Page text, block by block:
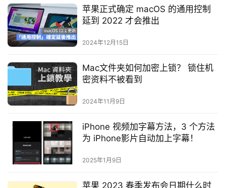
苹果正式确定 macOS 的通用控制
延到 2022 才会推出
2024年12月15日
Mac文件夹如何加密上锁？ 锁住机
密资料不被看到
2024年11月9日
iPhone 视频加字幕方法，3 个方法
为 iPhone影片自动加上字幕！
2025年1月9日
苹果 2023 春季发布会日期什么时